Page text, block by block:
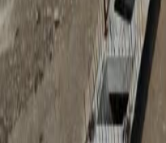
Anunțuri publice